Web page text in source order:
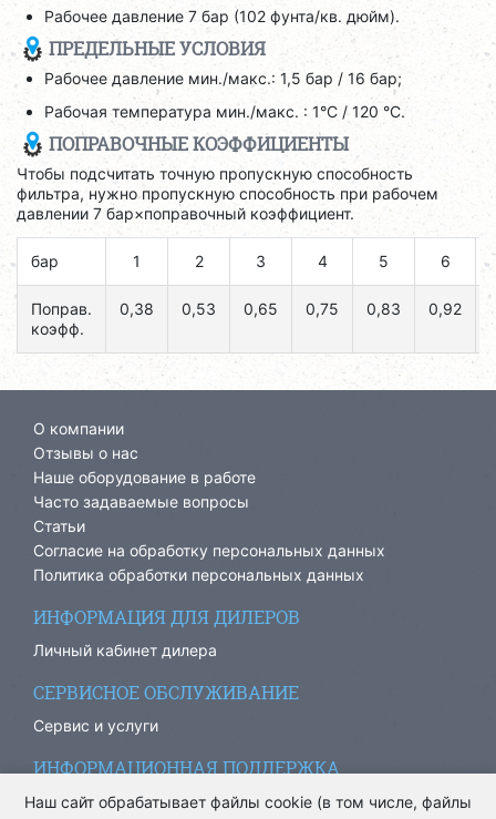
Рабочее давление 7 бар (102 фунта/кв. дюйм).
ПРЕДЕЛЬНЫЕ УСЛОВИЯ
Рабочее давление мин./макс.: 1,5 бар / 16 бар;
Рабочая температура мин./макс. : 1°C / 120 °C.
ПОПРАВОЧНЫЕ КОЭФФИЦИЕНТЫ
Чтобы подсчитать точную пропускную способность
фильтра, нужно пропускную способность при рабочем
давлении 7 бар×поправочный коэффициент.
бар 1 2 3 4 5 6
Поправ.
коэфф.
0,38 0,53 0,65 0,75 0,83 0,92
О компании
Отзывы о нас
Наше оборудование в работе
Часто задаваемые вопросы
Статьи
Согласие на обработку персональных данных
Политика обработки персональных данных
ИНФОРМАЦИЯ ДЛЯ ДИЛЕРОВ
Личный кабинет дилера
СЕРВИСНОЕ ОБСЛУЖИВАНИЕ
Сервис и услуги
ИНФОРМАЦИОННАЯ ПОДДЕРЖКА
info@ariacom.ru
Наш сайт обрабатывает файлы cookie (в том числе, файлы